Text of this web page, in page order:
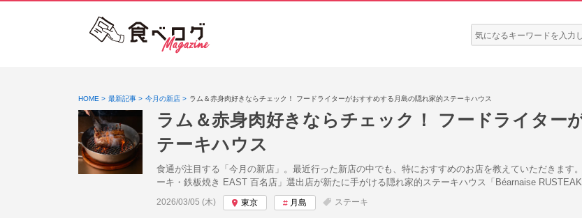
検
索:
HOME 最新記事 今月の新店 ラム＆赤身肉好きならチェック！ フードライターがおすすめする月島の隠れ家的ステーキハウス
ラム＆赤身肉好きならチェック！ フードライター
テーキハウス
食通が注目する「今月の新店」。最近行った新店の中でも、特におすすめのお店を教えていただきま
ーキ・鉄板焼き EAST 百名店」選出店が新たに手がける隠れ家的ステーキハウス「Béarnaise
投稿日:
2026/03/05 (木) 東京 月島 ステーキ